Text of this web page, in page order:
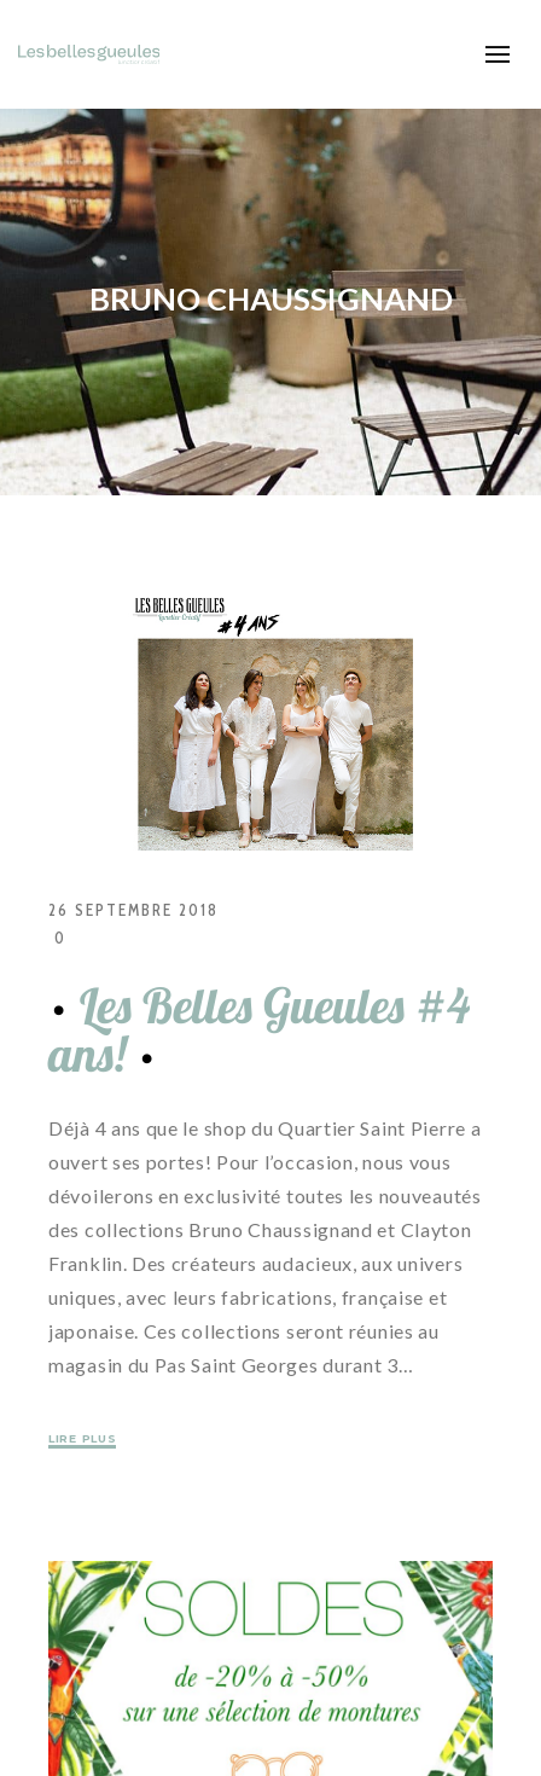
BRUNO CHAUSSIGNAND
26 SEPTEMBRE 2018
0
Les Belles Gueules #4
ans!
Déjà 4 ans que le shop du Quartier Saint Pierre a
ouvert ses portes! Pour l’occasion, nous vous
dévoilerons en exclusivité toutes les nouveautés
des collections Bruno Chaussignand et Clayton
Franklin. Des créateurs audacieux, aux univers
uniques, avec leurs fabrications, française et
japonaise. Ces collections seront réunies au
magasin du Pas Saint Georges durant 3…
LIRE PLUS